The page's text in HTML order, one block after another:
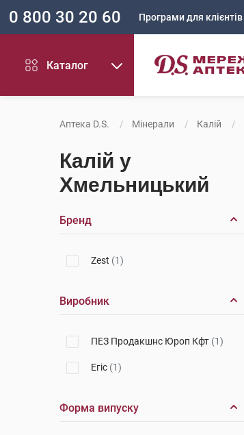
0 800 30 20 60 Програми для клієнтів
Каталог
Аптека D.S. Мінерали Калій
Калій у
Хмельницький
Бренд
Zest (1)
Виробник
ПЕЗ Продакшнс Юроп Кфт (1)
Егіс (1)
Форма випуску